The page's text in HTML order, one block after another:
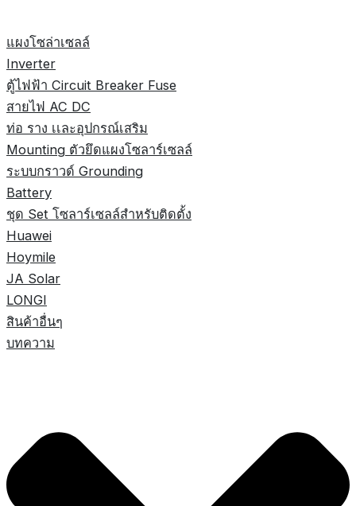
แผงโซล่าเซลล์
Inverter
ตู้ไฟฟ้า Circuit Breaker Fuse
สายไฟ AC DC
ท่อ ราง เเละอุปกรณ์เสริม
Mounting ตัวยึดแผงโซลาร์เซลล์
ระบบกราวด์ Grounding
Battery
ชุด Set โซลาร์เซลล์สำหรับติดตั้ง
Huawei
Hoymile
JA Solar
LONGI
สินค้าอื่นๆ
บทความ